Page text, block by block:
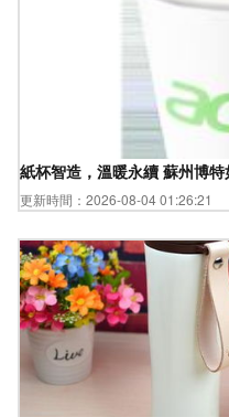
紙杯智造，溫暖永續 蘇州博
更新時間：2026-08-04 01:26:21